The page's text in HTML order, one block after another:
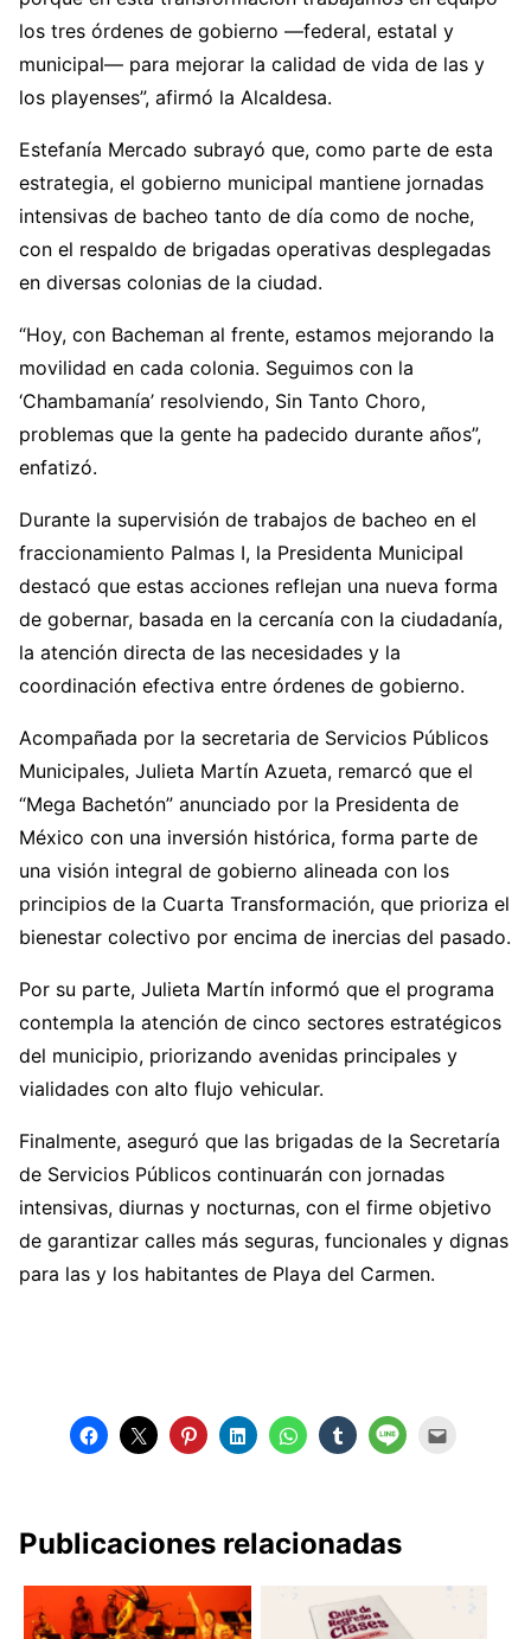
los tres órdenes de gobierno —federal, estatal y
municipal— para mejorar la calidad de vida de las y
los playenses”, afirmó la Alcaldesa.
Estefanía Mercado subrayó que, como parte de esta
estrategia, el gobierno municipal mantiene jornadas
intensivas de bacheo tanto de día como de noche,
con el respaldo de brigadas operativas desplegadas
en diversas colonias de la ciudad.
“Hoy, con Bacheman al frente, estamos mejorando la
movilidad en cada colonia. Seguimos con la
‘Chambamanía’ resolviendo, Sin Tanto Choro,
problemas que la gente ha padecido durante años”,
enfatizó.
Durante la supervisión de trabajos de bacheo en el
fraccionamiento Palmas I, la Presidenta Municipal
destacó que estas acciones reflejan una nueva forma
de gobernar, basada en la cercanía con la ciudadanía,
la atención directa de las necesidades y la
coordinación efectiva entre órdenes de gobierno.
Acompañada por la secretaria de Servicios Públicos
Municipales, Julieta Martín Azueta, remarcó que el
“Mega Bachetón” anunciado por la Presidenta de
México con una inversión histórica, forma parte de
una visión integral de gobierno alineada con los
principios de la Cuarta Transformación, que prioriza el
bienestar colectivo por encima de inercias del pasado.
Por su parte, Julieta Martín informó que el programa
contempla la atención de cinco sectores estratégicos
del municipio, priorizando avenidas principales y
vialidades con alto flujo vehicular.
Finalmente, aseguró que las brigadas de la Secretaría
de Servicios Públicos continuarán con jornadas
intensivas, diurnas y nocturnas, con el firme objetivo
de garantizar calles más seguras, funcionales y dignas
para las y los habitantes de Playa del Carmen.
Publicaciones relacionadas